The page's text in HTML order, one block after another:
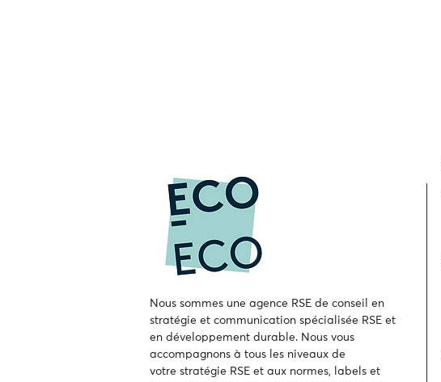
Nous sommes une agence RSE de conseil en
stratégie et communication spécialisée RSE et
en développement durable. Nous vous
accompagnons à tous les niveaux de
votrestratégie RSE et aux normes, labels et